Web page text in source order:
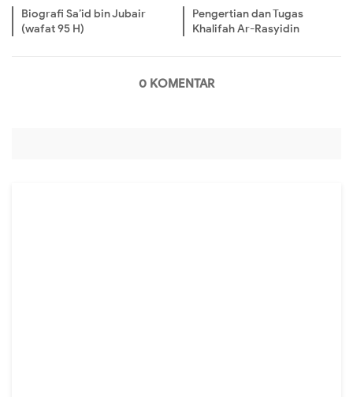
Biografi Sa’id bin Jubair
(wafat 95 H)
Pengertian dan Tugas
Khalifah Ar-Rasyidin
0 KOMENTAR